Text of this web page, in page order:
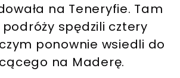
na Teneryfie. Tam
spędzili cztery
ponownie wsiedli do
na Maderę.